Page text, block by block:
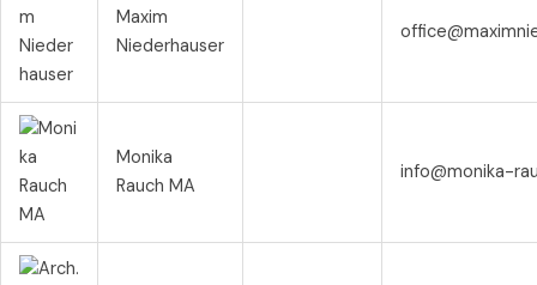
Maxim
Niederhauser
Monika
Rauch MA
info@monika-